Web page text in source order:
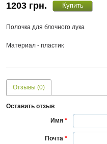
1203 грн.
Полочка для блочного лука
Материал - пластик
Отзывы (0)
Оставить отзыв
Имя *
Почта *